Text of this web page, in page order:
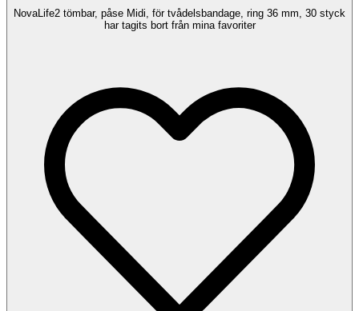
NovaLife2 tömbar, påse Midi, för tvådelsbandage, ring 36 mm, 30 styck
har tagits bort från mina favoriter